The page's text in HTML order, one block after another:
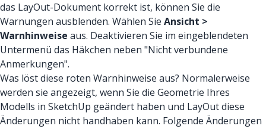
das LayOut-Dokument korrekt ist, können Sie die
Warnungen ausblenden. Wählen Sie Ansicht >
Warnhinweise aus. Deaktivieren Sie im eingeblendeten
Untermenü das Häkchen neben "Nicht verbundene
Anmerkungen".
Was löst diese roten Warnhinweise aus? Normalerweise
werden sie angezeigt, wenn Sie die Geometrie Ihres
Modells in SketchUp geändert haben und LayOut diese
Änderungen nicht handhaben kann. Folgende Änderungen